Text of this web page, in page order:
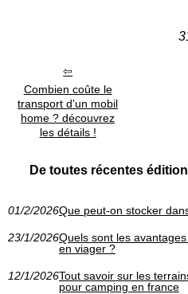
Combien coûte le
transport d'un mobil
home ? découvrez
les détails !
De toutes récentes
01/2/2026Que peut-on stocker
23/1/2026Quels sont les
en viager ?
12/1/2026Tout savoir sur les
pour camping en france